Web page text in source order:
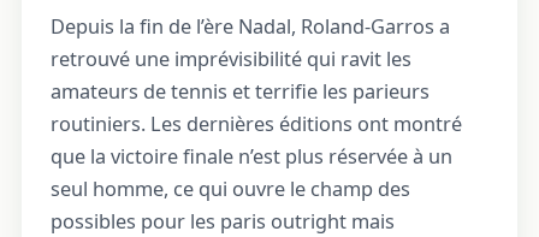
Depuis la fin de l’ère Nadal, Roland-Garros a
retrouvé une imprévisibilité qui ravit les
amateurs de tennis et terrifie les parieurs
routiniers. Les dernières éditions ont montré
que la victoire finale n’est plus réservée à un
seul homme, ce qui ouvre le champ des
possibles pour les paris outright mais